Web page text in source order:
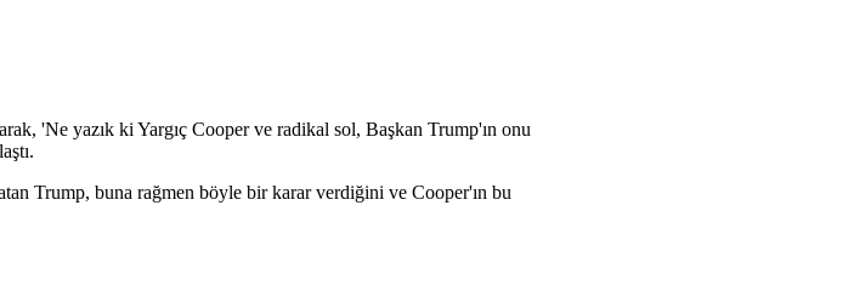
'Ne yazık ki Yargıç Cooper ve radikal sol, Başkan Trump'ın onu
Trump, buna rağmen böyle bir karar verdiğini ve Cooper'ın bu